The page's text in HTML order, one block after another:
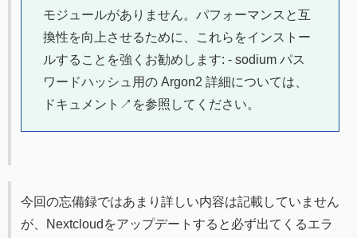
モジュールがありません。パフォーマンスと互
換性を向上させるために、これらをインストー
ルすることを強くお勧めします: - sodium パス
ワードハッシュ用の Argon2 詳細については、
ドキュメント↗を参照してください。
今回の忘備録ではあまり詳しい内容は記載していません
が、Nextcloudをアップデートすると必ず出てくるエラ